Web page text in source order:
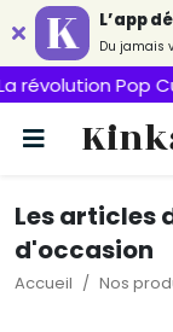
L’app
Du jamais
Pop Culture
Les articles
d'occasion
Accueil Nos